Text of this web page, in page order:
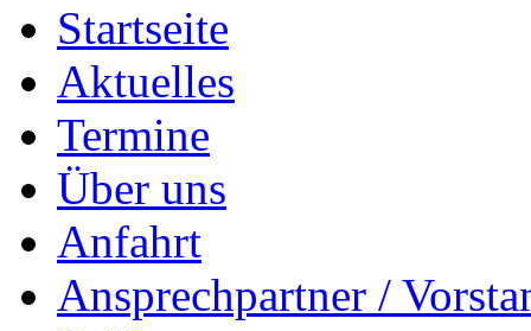
Startseite
Aktuelles
Termine
Über uns
Anfahrt
Ansprechpartner /